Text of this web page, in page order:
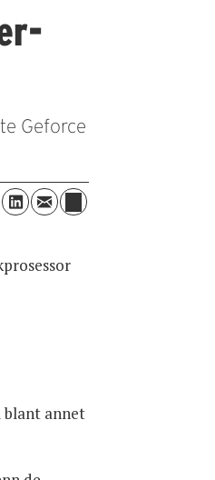
Geforce
blant annet